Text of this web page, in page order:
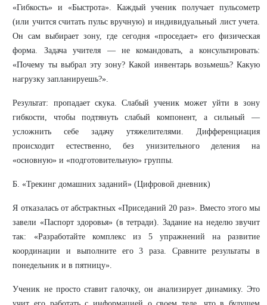
«Гибкость» и «Быстрота». Каждый ученик получает пульсометр
(или учится считать пульс вручную) и индивидуальный лист учета.
Он сам выбирает зону, где сегодня «проседает» его физическая
форма. Задача учителя — не командовать, а консультировать:
«Почему ты выбрал эту зону? Какой инвентарь возьмешь? Какую
нагрузку запланируешь?».
Результат: пропадает скука. Слабый ученик может уйти в зону
гибкости, чтобы подтянуть слабый компонент, а сильный —
усложнить себе задачу утяжелителями. Дифференциация
происходит естественно, без унизительного деления на
«основную» и «подготовительную» группы.
Б. «Трекинг домашних заданий» (Цифровой дневник)
Я отказалась от абстрактных «Приседаний 20 раз». Вместо этого мы
завели «Паспорт здоровья» (в тетради). Задание на неделю звучит
так: «Разработайте комплекс из 5 упражнений на развитие
координации и выполните его 3 раза. Сравните результаты в
понедельник и в пятницу».
Ученик не просто ставит галочку, он анализирует динамику. Это